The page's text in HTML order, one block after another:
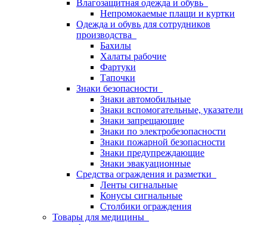
Влагозащитная одежда и обувь
Непромокаемые плащи и куртки
Одежда и обувь для сотрудников
производства
Бахилы
Халаты рабочие
Фартуки
Тапочки
Знаки безопасности
Знаки автомобильные
Знаки вспомогательные, указатели
Знаки запрещающие
Знаки по электробезопасности
Знаки пожарной безопасности
Знаки предупреждающие
Знаки эвакуационные
Средства ограждения и разметки
Ленты сигнальные
Конусы сигнальные
Столбики ограждения
Товары для медицины